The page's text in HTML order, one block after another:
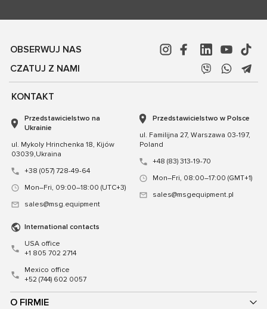
OBSERWUJ NAS
CZATUJ Z NAMI
O FIRMIE
KONTAKT
Przedstawicielstwo na
Ukrainie
ul. Mykoly Hrinchenka 18, Kijów
03039,Ukraina
+38 (057) 728-49-64
Mon–Fri, 09:00–18:00 (UTC+3)
sales@msg.equipment
Przedstawicielstwo w Polsce
ul. Familijna 27, Warszawa 03-197,
Poland
+48 (83) 313-19-70
Mon–Fri, 08:00–17:00 (GMT+1)
sales@msgequipment.pl
International contacts
USA office
+1 805 702 2714
Mexico office
+52 (744) 602 0057